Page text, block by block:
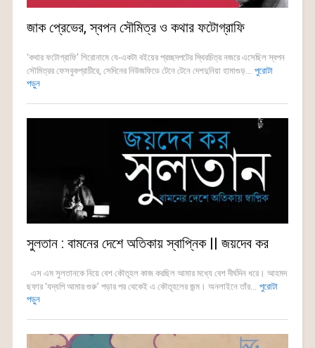
জাক প্রেভের, স্বপন সৌমিত্র ও কথার ফটোগ্রাফি
‘কথার ফটোগ্রাফি’ শিরোনামে যে-একটা বইয়ের প্রচ্ছদপটের স্থিরচিত্র নজরে এসেছিল স্বপন
সৌমিত্রর ফেসবুকপ্রাচীরে, সেদিনের নিউজফিডে টেনে টেনে দেশদুনিয়া হামাগুড়... পুরোটা
পড়ুন
সুলতান : বামনের দেশে অতিকায় স্বাপ্নিক || জয়দেব কর
এস এম সুলতানকে নিয়ে বেশ কৌতূহল কাজ করছিল আমার মধ্যে বেশ দীর্ঘদিন ধরে। আহমদ
ছফার ‘যদ্যপি আমার গুরু’ পড়ার পর থেকেই এ কৌতূহলের জন্ম। অনলাইনে তাঁর... পুরোটা
পড়ুন